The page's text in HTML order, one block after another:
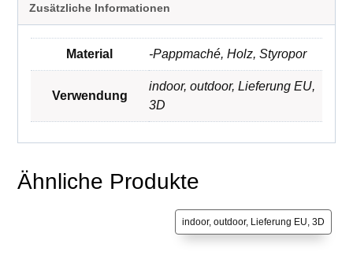
Zusätzliche Informationen
Material -Pappmaché, Holz, Styropor
Verwendung
indoor, outdoor, Lieferung EU,
3D
Ähnliche Produkte
indoor, outdoor, Lieferung EU, 3D